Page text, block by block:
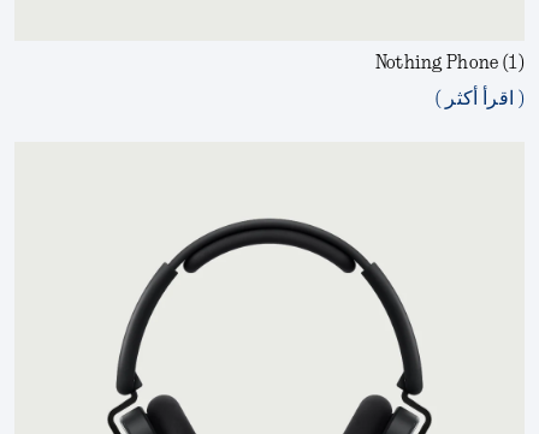
Nothing Phone (1)
( اقرأ أكثر )